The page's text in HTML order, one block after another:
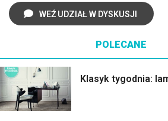
WEŹ UDZIAŁ W DYSKUSJI
POLECANE
Klasyk tygodnia: